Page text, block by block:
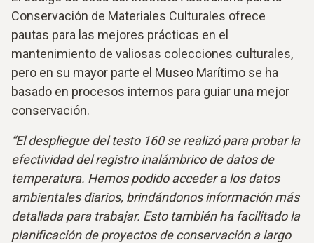
Conservación de Materiales Culturales ofrece
pautas para las mejores prácticas en el
mantenimiento de valiosas colecciones culturales,
pero en su mayor parte el Museo Marítimo se ha
basado en procesos internos para guiar una mejor
conservación.
“El despliegue del testo 160 se realizó para probar la
efectividad del registro inalámbrico de datos de
temperatura. Hemos podido acceder a los datos
ambientales diarios, brindándonos información más
detallada para trabajar. Esto también ha facilitado la
planificación de proyectos de conservación a largo